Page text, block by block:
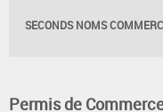
SECONDS NOMS
Permis de